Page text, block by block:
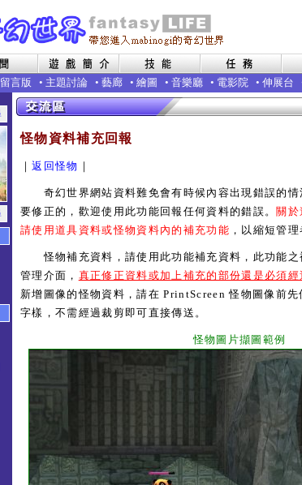
留言版 • 主題討論 • 藝廊 • 繪圖 • 音樂廳 • 電影院 • 伸展台
怪物資料補充回報
｜返回怪物 ｜
奇幻世界網站資料難免會有時候內容出現錯誤的情
要修正的，歡迎使用此功能回報任何資料的錯誤。 關於
請使用道具資料或怪物資料內的補充功能 ，以縮短管
怪物補充資料，請使用此功能補充資料，此功能之
管理介面， 真正修正資料或加上補充的部份還是必須經
新增圖像的怪物資料，請在 PrintScreen 怪物圖像前
字樣，不需經過裁剪即可直接傳送。
怪物圖片擷圖範例